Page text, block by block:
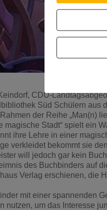
CDU-
Süd Schülern aus
der Reihe „Man(n)
magische Stadt“ spielt ein
ihre Lehre in einer
verkleidet bekommt sie
will jedoch gar kein
des Buchbinders auf
Verlag erschienen, die
mit einer spannenden
nutzen, um das Interesse